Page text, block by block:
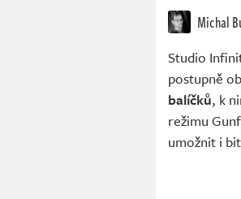
Michal
Studio
postupně
balíčků, k
režimu
umožnit i